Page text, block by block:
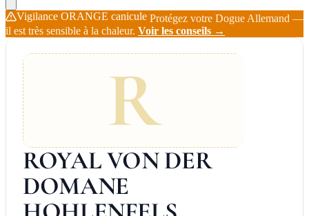
Vigilance ORANGE canicule Protégez votre Dogue Allemand —
il est très sensible à la chaleur. Voir les conseils →
R
ROYAL VON DER
DOMANE